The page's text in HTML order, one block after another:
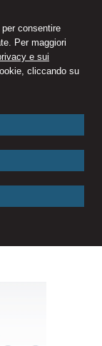
consentire
Per maggiori
e sui
cliccando su